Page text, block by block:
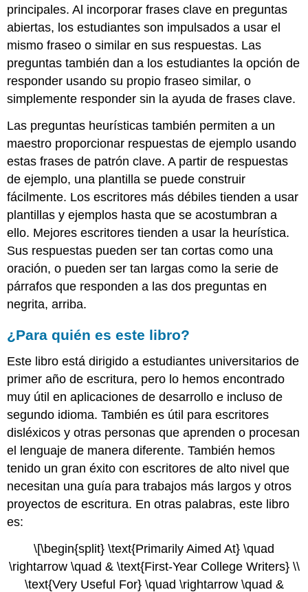
principales. Al incorporar frases clave en preguntas
abiertas, los estudiantes son impulsados a usar el
mismo fraseo o similar en sus respuestas. Las
preguntas también dan a los estudiantes la opción de
responder usando su propio fraseo similar, o
simplemente responder sin la ayuda de frases clave.
Las preguntas heurísticas también permiten a un
maestro proporcionar respuestas de ejemplo usando
estas frases de patrón clave. A partir de respuestas
de ejemplo, una plantilla se puede construir
fácilmente. Los escritores más débiles tienden a usar
plantillas y ejemplos hasta que se acostumbran a
ello. Mejores escritores tienden a usar la heurística.
Sus respuestas pueden ser tan cortas como una
oración, o pueden ser tan largas como la serie de
párrafos que responden a las dos preguntas en
negrita, arriba.
¿Para quién es este libro?
Este libro está dirigido a estudiantes universitarios de
primer año de escritura, pero lo hemos encontrado
muy útil en aplicaciones de desarrollo e incluso de
segundo idioma. También es útil para escritores
disléxicos y otras personas que aprenden o procesan
el lenguaje de manera diferente. También hemos
tenido un gran éxito con escritores de alto nivel que
necesitan una guía para trabajos más largos y otros
proyectos de escritura. En otras palabras, este libro
es:
\[\begin{split} \text{Primarily Aimed At} \quad
\rightarrow \quad & \text{First-Year College Writers} \\
\text{Very Useful For} \quad \rightarrow \quad &